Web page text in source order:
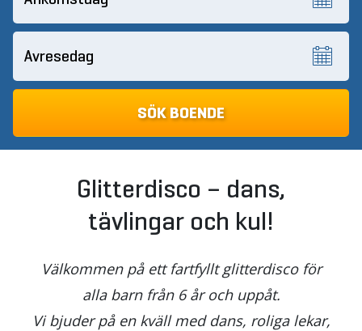
Glitterdisco – dans,
tävlingar och kul!
Välkommen på ett fartfyllt glitterdisco för
alla barn från 6 år och uppåt.
Vi bjuder på en kväll med dans, roliga lekar,